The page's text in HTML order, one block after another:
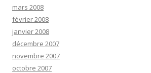
mars 2008
février 2008
janvier 2008
décembre 2007
novembre 2007
octobre 2007